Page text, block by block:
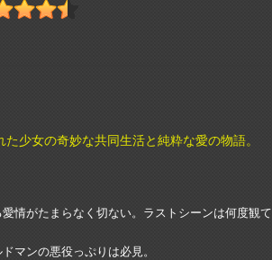
少女の奇妙な共同生活と純粋な愛の物語。
情がたまらなく切ない。ラストシーンは何度観て
マンの悪役っぷりは必見。